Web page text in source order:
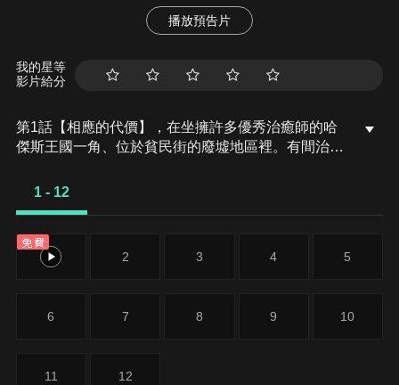
播放預告片
我的星等
影片給分
第1話【相應的代價】，在坐擁許多優秀治癒師的哈
傑斯王國一角、位於貧民街的廢墟地區裡。有間治療
女莉莉泡著紅荼，將無照從事治療師生意的青年、傑
亞人。
1 - 12
免費
1 2 3 4 5
6 7 8 9 10
11 12